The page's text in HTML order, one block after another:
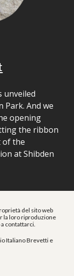
unveiled
Park. And we
opening
the ribbon
of the
at Shibden
del sito web
la loro riproduzione
contattarci.
Italiano Brevetti e